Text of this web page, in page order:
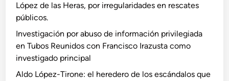
López de las Heras, por irregularidades en rescates
públicos.
Investigación por abuso de información privilegiada
en Tubos Reunidos con Francisco Irazusta como
investigado principal
Aldo López-Tirone: el heredero de los escándalos que